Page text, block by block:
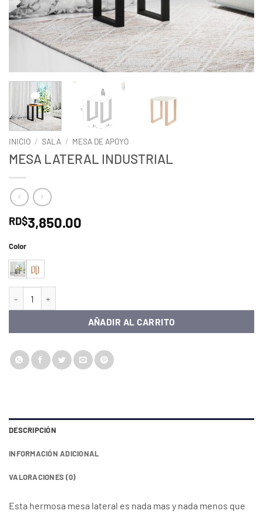
INICIO / SALA / MESA DE APOYO
MESA LATERAL INDUSTRIAL
RD$3,850.00
Color
AÑADIR AL CARRITO
DESCRIPCIÓN
INFORMACIÓN ADICIONAL
VALORACIONES (0)
Esta hermosa mesa lateral es nada mas y nada menos que